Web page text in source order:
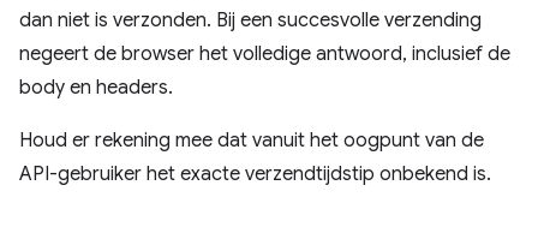
dan niet is verzonden. Bij een succesvolle verzending
negeert de browser het volledige antwoord, inclusief de
body en headers.
Houd er rekening mee dat vanuit het oogpunt van de
API-gebruiker het exacte verzendtijdstip onbekend is.